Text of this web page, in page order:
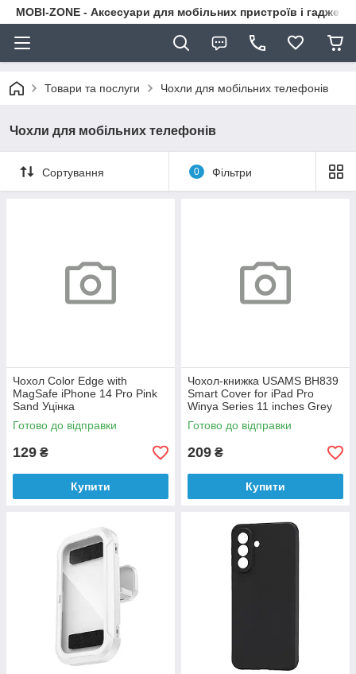
MOBI-ZONE - Аксесуари для мобільних пристроїв і гаджети
Товари та послуги Чохли для мобільних телефонів
Чохли для мобільних телефонів
Сортування 0 Фільтри
Чохол Color Edge with
MagSafe iPhone 14 Pro Pink
Sand Уцінка
Готово до відправки
129 ₴
Купити
Чохол-книжка USAMS BH839
Smart Cover for iPad Pro
Winya Series 11 inches Grey
Уцінка
Готово до відправки
209 ₴
Купити